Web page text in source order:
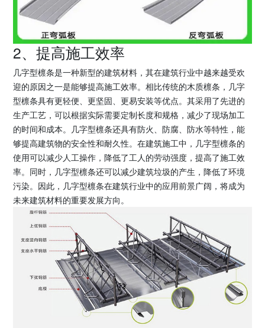
2、提高施工效率
几字型檩条是一种新型的建筑材料，其在建筑行业中越来越受欢
迎的原因之一是能够提高施工效率。相比传统的木质檩条，几字
型檩条具有更轻便、更坚固、更易安装等优点。其采用了先进的
生产工艺，可以根据实际需要定制长度和规格，减少了现场加工
的时间和成本。几字型檩条还具有防火、防腐、防水等特性，能
够提高建筑物的安全性和耐久性。在建筑施工中，几字型檩条的
使用可以减少人工操作，降低了工人的劳动强度，提高了施工效
率。同时，几字型檩条还可以减少建筑垃圾的产生，降低了环境
污染。因此，几字型檩条在建筑行业中的应用前景广阔，将成为
未来建筑材料的重要发展方向。